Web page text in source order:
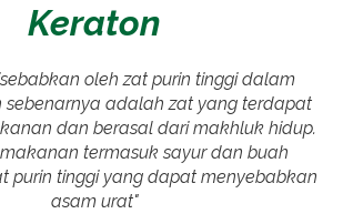
Keraton
oleh zat purin tinggi dalam
sebenarnya adalah zat yang terdapat
dan berasal dari makhluk hidup.
termasuk sayur dan buah
purin tinggi yang dapat menyebabkan
asam urat"